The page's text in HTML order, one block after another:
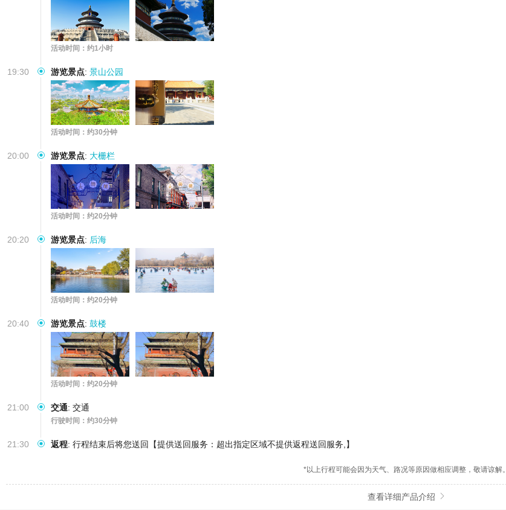
活动时间：约1小时
19:30 游览景点: 景山公园
活动时间：约30分钟
20:00 游览景点: 大栅栏
活动时间：约20分钟
20:20 游览景点: 后海
活动时间：约20分钟
20:40 游览景点: 鼓楼
活动时间：约20分钟
21:00 交通: 交通
行驶时间：约30分钟
21:30 返程: 行程结束后将您送回【提供送回服务：超出指定区域不提供返程送回服务,】
*以上行程可能会因为天气、路况等原因做相应调整，敬请谅解。
查看详细产品介绍 